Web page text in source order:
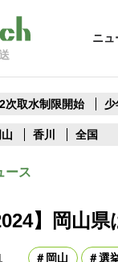
ニュ
次取水制限開始 少
香川 全国
ース
】岡山
岡山 選